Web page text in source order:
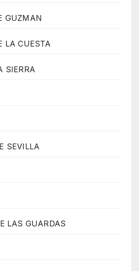
GUZMAN
LA CUESTA
SIERRA
SEVILLA
LAS GUARDAS